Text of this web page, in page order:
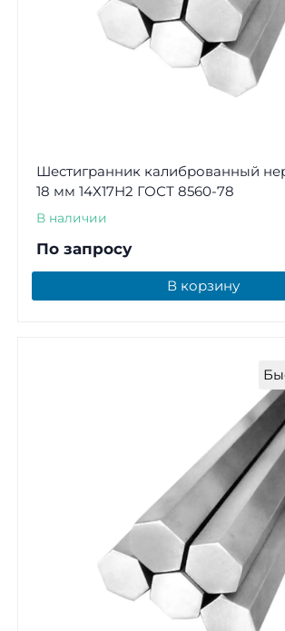
Шестигранник калиброванный
18 мм 14Х17Н2 ГОСТ 8560-78
В наличии
По запросу
В корзину